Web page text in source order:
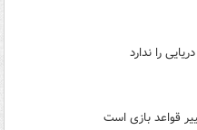
را ندارد
قواعد بازی است